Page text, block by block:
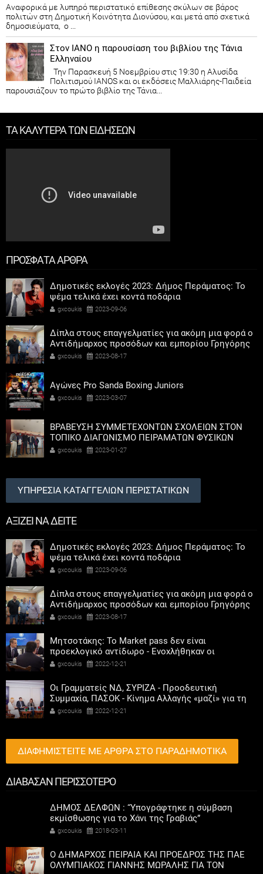
Αναφορικά με λυπηρό περιστατικό επίθεσης σκύλων σε βάρος
πολιτών στη Δημοτική Κοινότητα Διονύσου, και μετά από σχετικά
δημοσιεύματα, ο ...
Στον ΙΑΝΟ η παρουσίαση του βιβλίου της Τάνια
Ελληναίου
Την Παρασκευή 5 Νοεμβρίου στις 19:30 η Αλυσίδα
Πολιτισμού IANOS και οι εκδόσεις Μαλλιάρης-Παιδεία
παρουσιάζουν το πρώτο βιβλίο της Τάνια...
ΤΑ ΚΑΛΥΤΕΡΑ ΤΩΝ ΕΙΔΗΣΕΩΝ
ΠΡΟΣΦΑΤΑ ΑΡΘΡΑ
Δημοτικές εκλογές 2023: Δήμος Περάματος: Το
ψέμα τελικά έχει κοντά ποδάρια
gxcoukis 2023-09-06
Δίπλα στους επαγγελματίες για ακόμη μια φορά ο
Αντιδήμαρχος προσόδων και εμπορίου Γρηγόρης
Καψοκόλης
gxcoukis 2023-08-17
Αγώνες Pro Sanda Boxing Juniors
gxcoukis 2023-03-07
ΒΡΑΒΕΥΣΗ ΣΥΜΜΕΤΕΧΟΝΤΩΝ ΣΧΟΛΕΙΩΝ ΣΤΟΝ
ΤΟΠΙΚΟ ΔΙΑΓΩΝΙΣΜΟ ΠΕΙΡΑΜΑΤΩΝ ΦΥΣΙΚΩΝ
ΕΠΙΣΤΗΜΩΝ
gxcoukis 2023-01-27
ΥΠΗΡΕΣΙΑ ΚΑΤΑΓΓΕΛΙΩΝ ΠΕΡΙΣΤΑΤΙΚΩΝ
ΑΞΙΖΕΙ ΝΑ ΔΕΙΤΕ
Δημοτικές εκλογές 2023: Δήμος Περάματος: Το
ψέμα τελικά έχει κοντά ποδάρια
gxcoukis 2023-09-06
Δίπλα στους επαγγελματίες για ακόμη μια φορά ο
Αντιδήμαρχος προσόδων και εμπορίου Γρηγόρης
Καψοκόλης
gxcoukis 2023-08-17
Μητσοτάκης: Το Market pass δεν είναι
προεκλογικό αντίδωρο - Ενοχλήθηκαν οι
αριστεροί του χαβιαριού
gxcoukis 2022-12-21
Οι Γραμματείς ΝΔ, ΣΥΡΙΖΑ - Προοδευτική
Συμμαχία, ΠΑΣΟΚ - Κίνημα Αλλαγής «μαζί» για τη
συμμετοχή των γυναικών στην πολιτική
gxcoukis 2022-12-21
ΔΙΑΦΗΜΙΣΤΕΙΤΕ ΜΕ ΑΡΘΡΑ ΣΤΟ ΠΑΡΑΔΗΜΟΤΙΚΑ
ΔΙΑΒΑΣΑΝ ΠΕΡΙΣΣΟΤΕΡΟ
ΔΗΜΟΣ ΔΕΛΦΩΝ : “Υπογράφτηκε η σύμβαση
εκμίσθωσης για το Χάνι της Γραβιάς”
gxcoukis 2018-03-11
Ο ΔΗΜΑΡΧΟΣ ΠΕΙΡΑΙΑ ΚΑΙ ΠΡΟΕΔΡΟΣ ΤΗΣ ΠΑΕ
ΟΛΥΜΠΙΑΚΟΣ ΓΙΑΝΝΗΣ ΜΩΡΑΛΗΣ ΓΙΑ ΤΟΝ